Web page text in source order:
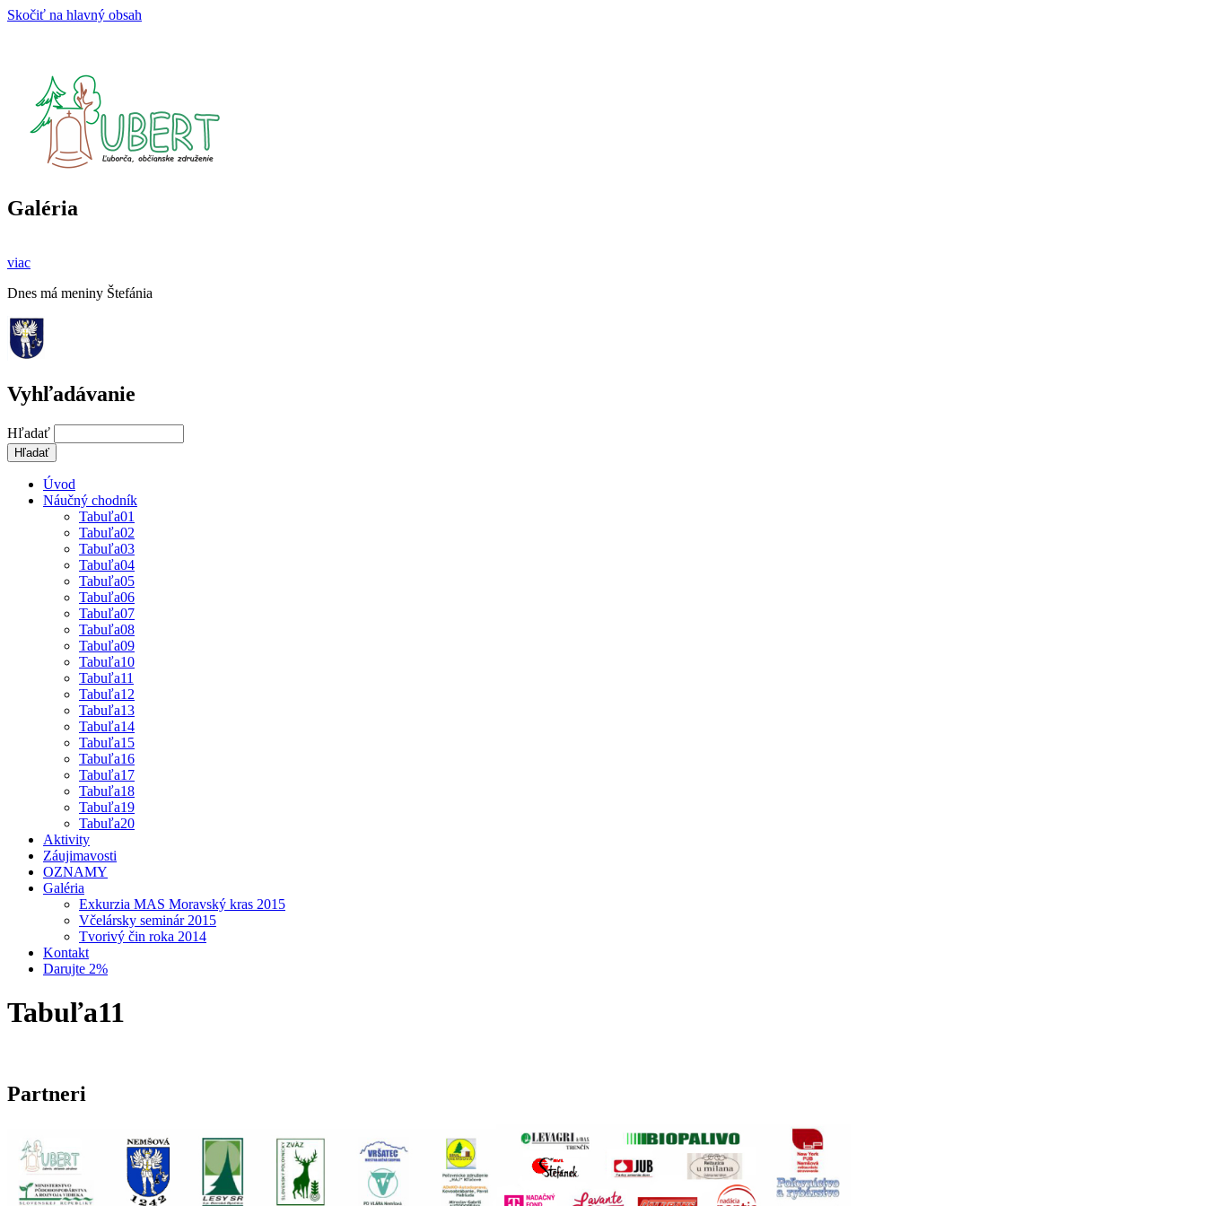
Skočiť na hlavný obsah
Galéria
viac
Dnes má meniny Štefánia
Vyhľadávanie
Hľadať
Úvod
Náučný chodník
Tabuľa01
Tabuľa02
Tabuľa03
Tabuľa04
Tabuľa05
Tabuľa06
Tabuľa07
Tabuľa08
Tabuľa09
Tabuľa10
Tabuľa11
Tabuľa12
Tabuľa13
Tabuľa14
Tabuľa15
Tabuľa16
Tabuľa17
Tabuľa18
Tabuľa19
Tabuľa20
Aktivity
Záujimavosti
OZNAMY
Galéria
Exkurzia MAS Moravský kras 2015
Včelársky seminár 2015
Tvorivý čin roka 2014
Kontakt
Darujte 2%
Tabuľa11
Partneri